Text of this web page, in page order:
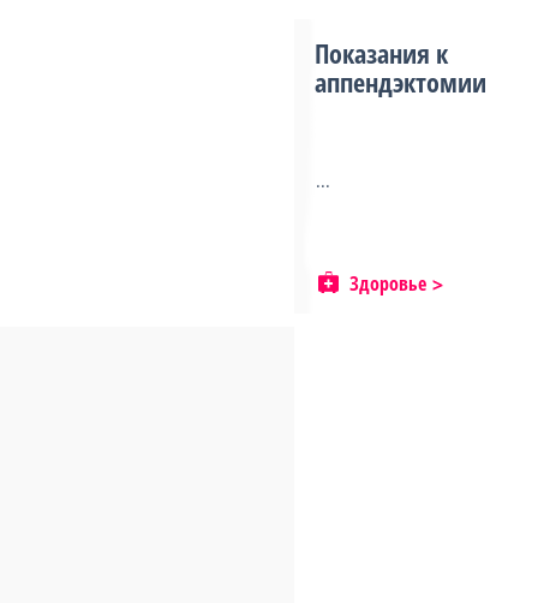
Показания к
аппендэктомии
...
Здоровье